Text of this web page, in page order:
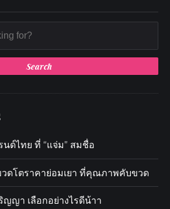
นด์ไทย ที่ “แจ่ม” สมชื่อ
วดโตราคาย่อมเยา ที่คุณภาพคับขวด
ญา เลือกอย่างไรดีน้าา